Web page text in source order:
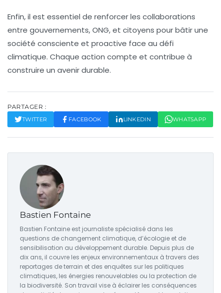
Enfin, il est essentiel de renforcer les collaborations
entre gouvernements,ONG, et citoyens pour bâtir une
société consciente et proactive face au défi
climatique. Chaque action compte et contribue à
construire un avenir durable.
PARTAGER :
TWITTER FACEBOOK LINKEDIN WHATSAPP
Bastien Fontaine
Bastien Fontaine est journaliste spécialisé dans les
questions de changement climatique, d’écologie et de
sensibilisation au développement durable. Depuis plus de
dix ans, il couvre les enjeux environnementaux à travers des
reportages de terrain et des enquêtes sur les politiques
climatiques, les énergies renouvelables ou la protection de
la biodiversité. Son travail vise à éclairer les conséquences